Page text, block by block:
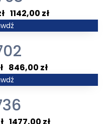
1142,00 zł
846,00 zł